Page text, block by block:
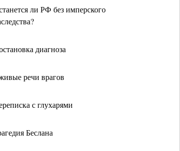
ли РФ без имперского
диагноза
речи врагов
с глухарями
Беслана